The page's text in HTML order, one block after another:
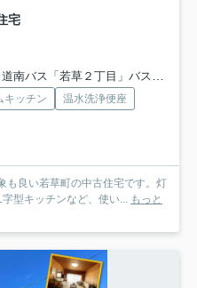
宅
道南バス「若草２丁目」バス停下車 徒歩2分
キッチン
温水洗浄便座
も良い若草町の中古住宅です。灯
型キッチンなど、使い... もっと